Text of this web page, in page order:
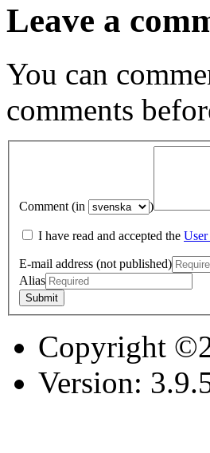
Leave a
You can
comments
Comment (in )
I have read and accepted the
E-mail address (not published)
Alias
Copyright
Version: